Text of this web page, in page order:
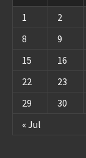
« Jul
1 2
8
9
15
16
22
23
29
30